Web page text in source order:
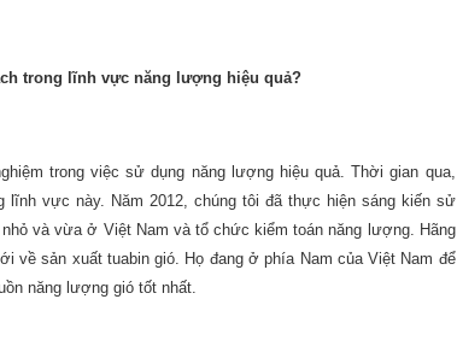
trong lĩnh vực năng lượng hiệu quả?
trong việc sử dụng năng lượng hiệu quả. Thời gian qua,
vực này. Năm 2012, chúng tôi đã thực hiện sáng kiến sử
và vừa ở Việt Nam và tổ chức kiểm toán năng lượng. Hãng
về sản xuất tuabin gió. Họ đang ở phía Nam của Việt Nam để
năng lượng gió tốt nhất.